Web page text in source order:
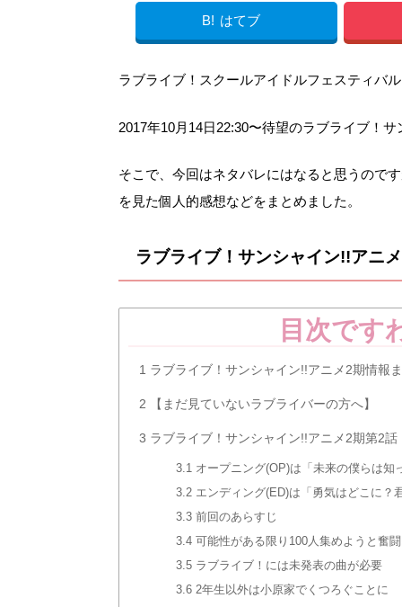
B! はてブ
ラブライブ！スクールアイドルフェスティバ
2017年10月14日22:30〜待望のラブライブ！
そこで、今回はネタバレにはなると思うので
を見た個人的感想などをまとめました。
ラブライブ！サンシャイン!!アニ
目次です
1 ラブライブ！サンシャイン!!アニメ2期情報
2 【まだ見ていないラブライバーの方へ】
3 ラブライブ！サンシャイン!!アニメ2期第2話
3.1 オープニング(OP)は「未来の僕らは知
3.2 エンディング(ED)は「勇気はどこに？
3.3 前回のあらすじ
3.4 可能性がある限り100人集めようと奮闘
3.5 ラブライブ！には未発表の曲が必要
3.6 2年生以外は小原家でくつろぐことに